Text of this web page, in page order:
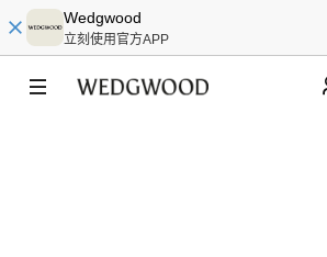
Wedgwood
立刻使用官方APP